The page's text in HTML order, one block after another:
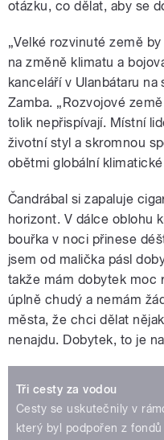
otázku, co dělat, aby se
„Velké rozvinuté země
na změně klimatu a
kanceláří v Ulanbátaru na
Zamba. „Rozvojové
tolik nepřispívají. Místní
životní styl a skromnou
obětmi globální
Čandrábal si zapaluje
horizont. V dálce oblohu
bouřka v noci přinese
jsem od malička pásl
takže mám dobytek moc
úplně chudý a nemám
města, že chci dělat
nenajdu. Dobytek, to je
Tři cesty za vodou
Cesty se uskutečnily v
který byl podpořen z